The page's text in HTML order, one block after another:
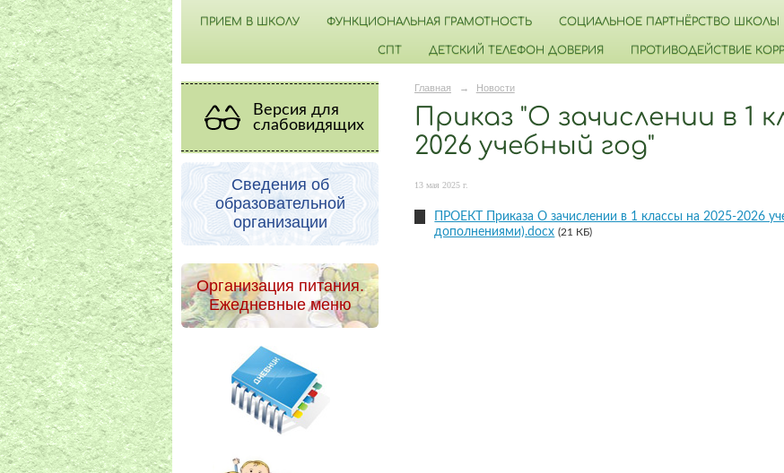
ПРИЕМ В ШКОЛУ ФУНКЦИОНАЛЬНАЯ ГРАМОТНОСТЬ СОЦИАЛЬНОЕ ПАРТНЁРСТВО ШКОЛЫ
СПТ ДЕТСКИЙ ТЕЛЕФОН ДОВЕРИЯ ПРОТИВОДЕЙСТВИЕ
Версия для
слабовидящих
Сведения об
образовательной
организации
Организация питания.
Ежедневные меню
Главная → Новости
Приказ "О зачислении в 1
2026 учебный год"
13 мая 2025 г.
ПРОЕКТ Приказа О зачислении в 1 классы на 2025-2026
дополнениями).docx (21 КБ)